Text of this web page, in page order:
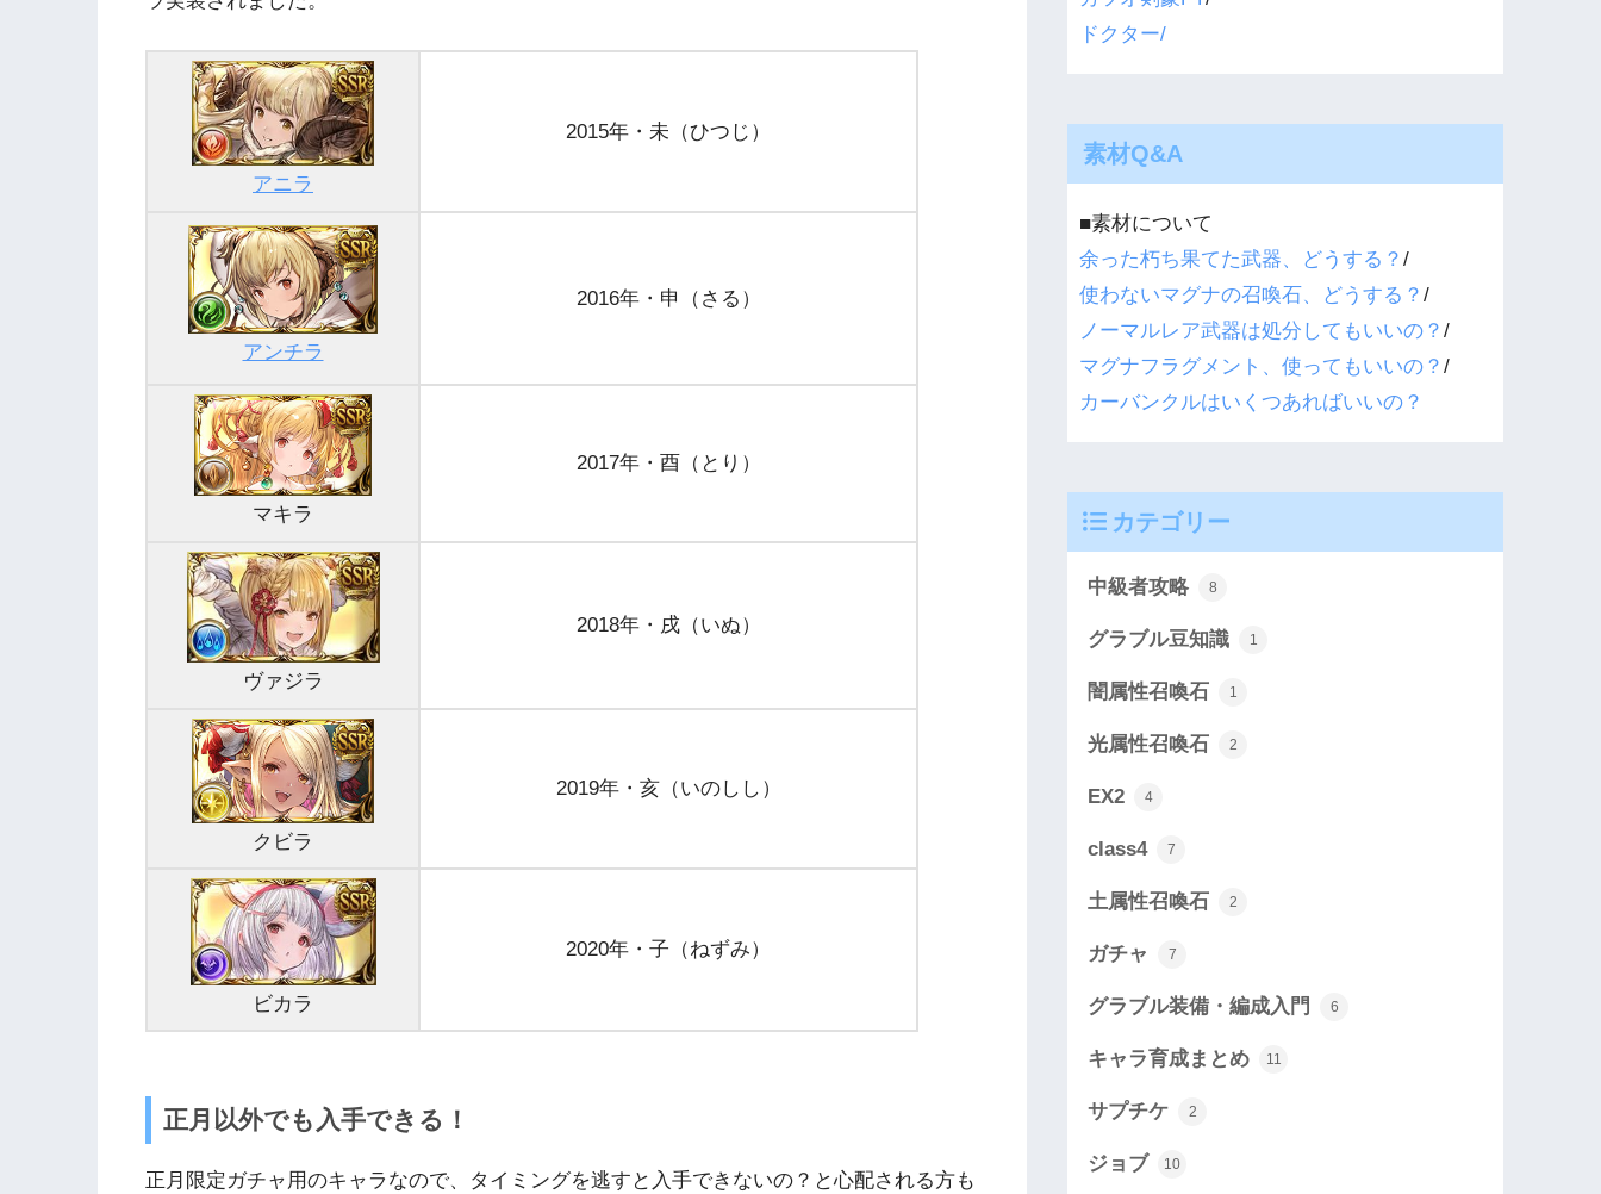
アニラ
2015年・未（ひつじ）
アンチラ
2016年・申（さる）
マキラ
2017年・酉（とり）
ヴァジラ
2018年・戌（いぬ）
クビラ
2019年・亥（いのしし）
ビカラ
2020年・子（ねずみ）
正月以外でも入手できる！
正月限定ガチャ用のキャラなので、タイミングを逃すと入手できないの？と心配される方も
ドクター/
素材Q&A
■素材について
余った朽ち果てた武器、どうする？/
使わないマグナの召喚石、どうする？/
ノーマルレア武器は処分してもいいの？/
マグナフラグメント、使ってもいいの？/
カーバンクルはいくつあればいいの？
カテゴリー
中級者攻略 8
グラブル豆知識 1
闇属性召喚石 1
光属性召喚石 2
EX2 4
class4 7
土属性召喚石 2
ガチャ 7
グラブル装備・編成入門 6
キャラ育成まとめ 11
サプチケ 2
ジョブ 10